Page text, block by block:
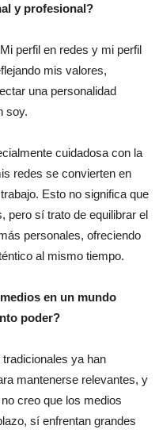
y profesional?
perfil en redes y mi perfil
mis valores,
una personalidad
soy.
cuidadosa con la
redes se convierten en
Esto no significa que
pero sí trato de equilibrar el
personales, ofreciendo
al mismo tiempo.
en un mundo
poder?
ya han
mantenerse relevantes, y
creo que los medios
sí enfrentan grandes